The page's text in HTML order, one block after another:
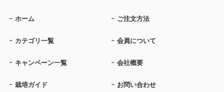
ホーム ご注文方法
カテゴリ一覧 会員について
キャンペーン一覧 会社概要
栽培ガイド お問い合わせ